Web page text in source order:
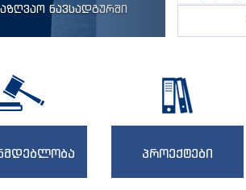
ნავსადგურში
პროექტები